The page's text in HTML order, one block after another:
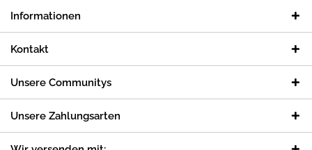
Informationen
Kontakt
Unsere Communitys
Unsere Zahlungsarten